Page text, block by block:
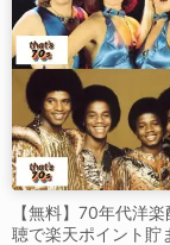
【無料】70年代洋
聴で楽天ポイント貯